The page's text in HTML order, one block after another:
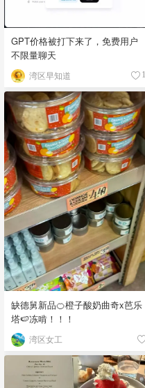
GPT价格被打下来了，免费用户
不限量聊天
湾区早知道 1
缺德舅新品🍊橙子酸奶曲奇x芭乐
塔🍉冻啃！！！
湾区女工